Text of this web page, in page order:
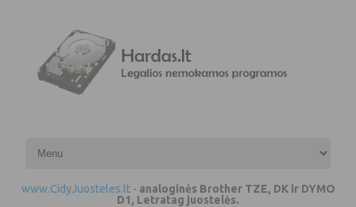
www.CidyJuosteles.lt- analoginės Brother TZE, DK ir DYMO
D1, Letratag juostelės.